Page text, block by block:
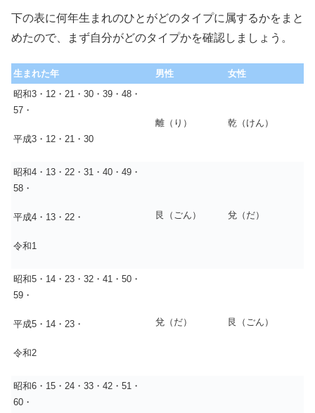
下の表に何年生まれのひとがどのタイプに属するかをまと
めたので、まず自分がどのタイプかを確認しましょう。
生まれた年 男性
女性
昭和3・12・21・30・39・48・
57・
平成3・12・21・30
離（り） 乾（けん）
昭和4・13・22・31・40・49・
58・
平成4・13・22・
令和1
艮（ごん） 兌（だ）
昭和5・14・23・32・41・50・
59・
平成5・14・23・
令和2
兌（だ） 艮（ごん）
昭和6・15・24・33・42・51・
60・